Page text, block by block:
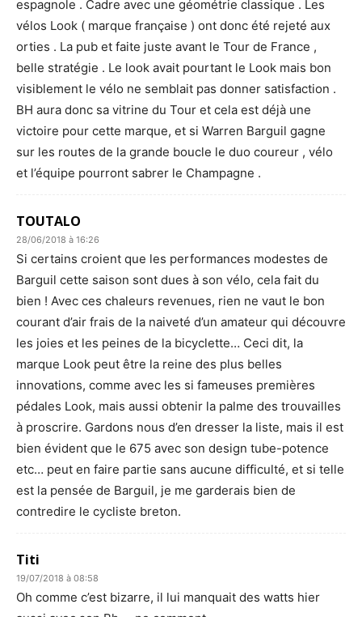
espagnole . Cadre avec une géométrie classique . Les
vélos Look ( marque française ) ont donc été rejeté aux
orties . La pub et faite juste avant le Tour de France ,
belle stratégie . Le look avait pourtant le Look mais bon
visiblement le vélo ne semblait pas donner satisfaction .
BH aura donc sa vitrine du Tour et cela est déjà une
victoire pour cette marque, et si Warren Barguil gagne
sur les routes de la grande boucle le duo coureur , vélo
et l’équipe pourront sabrer le Champagne .
TOUTALO
28/06/2018 à 16:26
Si certains croient que les performances modestes de
Barguil cette saison sont dues à son vélo, cela fait du
bien ! Avec ces chaleurs revenues, rien ne vaut le bon
courant d’air frais de la naiveté d’un amateur qui découvre
les joies et les peines de la bicyclette… Ceci dit, la
marque Look peut être la reine des plus belles
innovations, comme avec les si fameuses premières
pédales Look, mais aussi obtenir la palme des trouvailles
à proscrire. Gardons nous d’en dresser la liste, mais il est
bien évident que le 675 avec son design tube-potence
etc… peut en faire partie sans aucune difficulté, et si telle
est la pensée de Barguil, je me garderais bien de
contredire le cycliste breton.
Titi
19/07/2018 à 08:58
Oh comme c’est bizarre, il lui manquait des watts hier